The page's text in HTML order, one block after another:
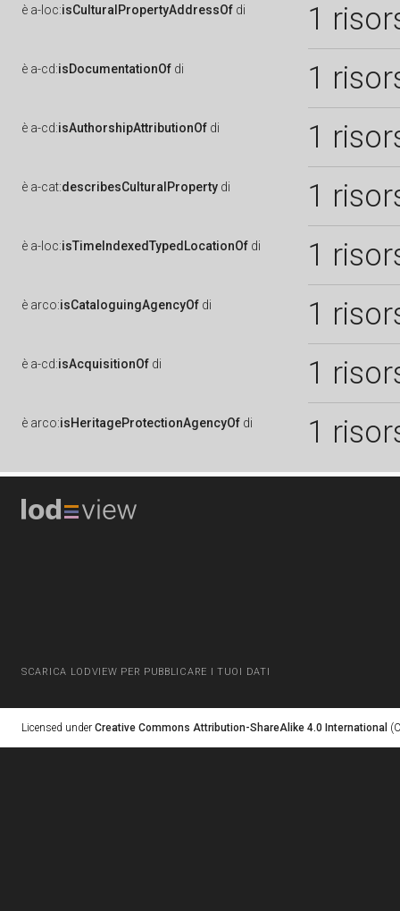
è a-loc:isCulturalPropertyAddressOf di 1
è a-cd:isDocumentationOf di 1
è a-cd:isAuthorshipAttributionOf di 1
è a-cat:describesCulturalProperty di 1
è a-loc:isTimeIndexedTypedLocationOf di 1
è arco:isCataloguingAgencyOf di 1
è a-cd:isAcquisitionOf di 1
è arco:isHeritageProtectionAgencyOf di 1
SCARICA LODVIEW PER PUBBLICARE I TUOI DATI
Licensed under Creative Commons Attribution-ShareAlike 4.0 International